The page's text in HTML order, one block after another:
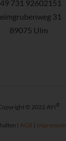
731 92602151
31
89075 Ulm
© 2022 AYI ®
| AGB | Impressum